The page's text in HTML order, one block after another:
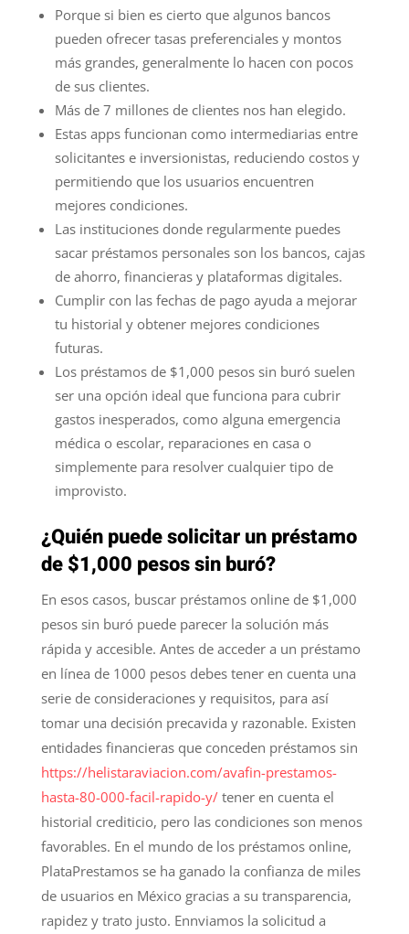
Porque si bien es cierto que algunos bancos
pueden ofrecer tasas preferenciales y montos
más grandes, generalmente lo hacen con pocos
de sus clientes.
Más de 7 millones de clientes nos han elegido.
Estas apps funcionan como intermediarias entre
solicitantes e inversionistas, reduciendo costos y
permitiendo que los usuarios encuentren
mejores condiciones.
Las instituciones donde regularmente puedes
sacar préstamos personales son los bancos, cajas
de ahorro, financieras y plataformas digitales.
Cumplir con las fechas de pago ayuda a mejorar
tu historial y obtener mejores condiciones
futuras.
Los préstamos de $1,000 pesos sin buró suelen
ser una opción ideal que funciona para cubrir
gastos inesperados, como alguna emergencia
médica o escolar, reparaciones en casa o
simplemente para resolver cualquier tipo de
improvisto.
¿Quién puede solicitar un préstamo
de $1,000 pesos sin buró?
En esos casos, buscar préstamos online de $1,000
pesos sin buró puede parecer la solución más
rápida y accesible. Antes de acceder a un préstamo
en línea de 1000 pesos debes tener en cuenta una
serie de consideraciones y requisitos, para así
tomar una decisión precavida y razonable. Existen
entidades financieras que conceden préstamos sin
https://helistaraviacion.com/avafin-prestamos-
hasta-80-000-facil-rapido-y/tener en cuenta el
historial crediticio, pero las condiciones son menos
favorables. En el mundo de los préstamos online,
PlataPrestamos se ha ganado la confianza de miles
de usuarios en México gracias a su transparencia,
rapidez y trato justo. Ennviamos la solicitud a